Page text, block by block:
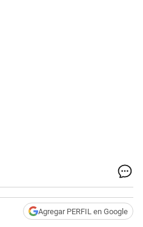
Agregar PERFIL en Google